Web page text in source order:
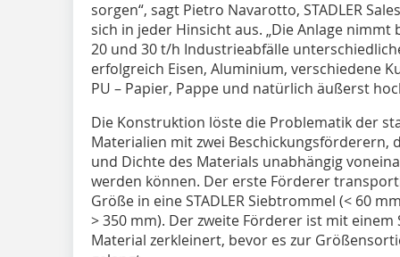
sorgen“, sagt Pietro Navarotto, STADLER
sich in jeder Hinsicht aus. „Die Anlage
20 und 30 t/h Industrieabfälle
erfolgreich Eisen, Aluminium, verschiedene
PU – Papier, Pappe und natürlich äußerst
Die Konstruktion löste die Problematik der
Materialien mit zwei Beschickungsförderern,
und Dichte des Materials unabhängig
werden können. Der erste Förderer
Größe in eine STADLER Siebtrommel (< 60
> 350 mm). Der zweite Förderer ist mit einem
Material zerkleinert, bevor es zur